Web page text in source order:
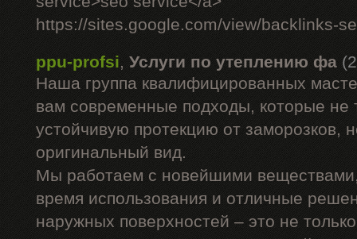
https://sites.google.com/view/backlinks-
ppu-profsi, Услуги по утеплению фа
Наша группа квалифицированных
вам современные подходы, которые не
устойчивую протекцию от заморозков,
оригинальный вид.
Мы работаем с новейшими веществами,
время использования и отличные
наружных поверхностей – это не